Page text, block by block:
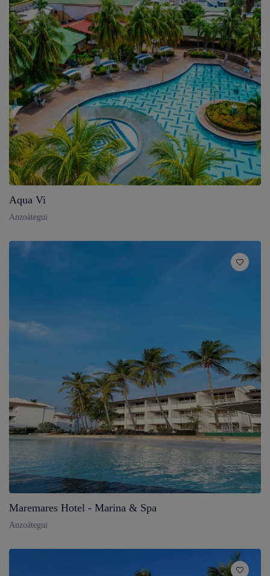
Aqua Vi
Anzoátegui
Maremares Hotel - Marina & Spa
Anzoátegui